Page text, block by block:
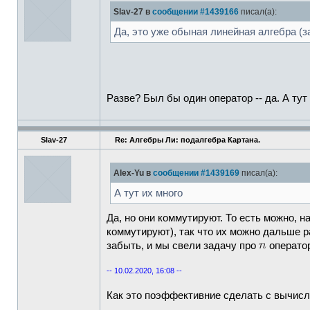
Slav-27 в сообщении #1439166 писал(а):
Да, это уже обыная линейная алгебра
Разве? Был бы один оператор -- да. А тут
Slav-27 Re: Алгебры Ли: подалгебра Картана.
Alex-Yu в сообщении #1439169 писал(а):
А тут их много
Да, но они коммутируют. То есть можно,
коммутируют), так что их можно дальше
забыть, и мы свели задачу про
-- 10.02.2020, 16:08 --
Как это поэффективние сделать с